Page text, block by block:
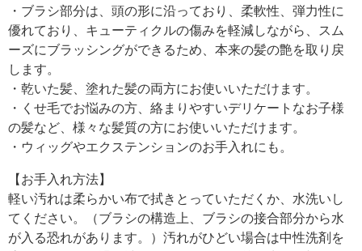
・ブラシ部分は、頭の形に沿っており、柔軟性、弾力性に
優れており、キューティクルの傷みを軽減しながら、スム
ーズにブラッシングができるため、本来の髪の艶を取り戻
します。
・乾いた髪、塗れた髪の両方にお使いいただけます。
・くせ毛でお悩みの方、絡まりやすいデリケートなお子様
の髪など、様々な髪質の方にお使いいただけます。
・ウィッグやエクステンションのお手入れにも。
【お手入れ方法】
軽い汚れは柔らかい布で拭きとっていただくか、水洗いし
てください。（ブラシの構造上、ブラシの接合部分から水
が入る恐れがあります。）汚れがひどい場合は中性洗剤を